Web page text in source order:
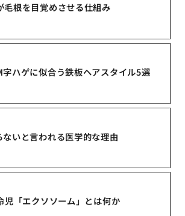
毛根を目覚めさせる仕組み
ハゲに似合う鉄板ヘアスタイル5選
いと言われる医学的な理由
児「エクソソーム」とは何か